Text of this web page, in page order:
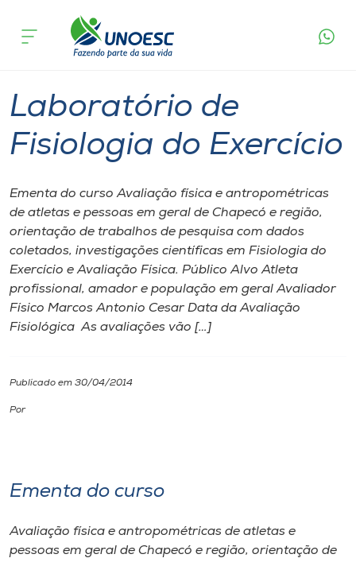
Cursos
Pesquisa
Portal de Ensino
A
Unoesc
Cultura
CPA
acontece
Laboratório de
Fisiologia do Exercício
Ementa do curso Avaliação física e antropométricas
de atletas e pessoas em geral de Chapecó e região,
orientação de trabalhos de pesquisa com dados
coletados, investigações científicas em Fisiologia do
Exercício e Avaliação Física. Público Alvo Atleta
profissional, amador e população em geral Avaliador
Físico Marcos Antonio Cesar Data da Avaliação
Fisiológica As avaliações vão […]
Publicado em 30/04/2014
Por
Ementa do curso
Avaliação física e antropométricas de atletas e
pessoas em geral de Chapecó e região, orientação de